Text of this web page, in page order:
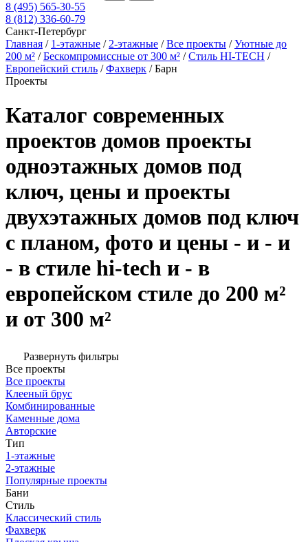
8 (495) 565-30-55
8 (812) 336-60-79
Санкт-Петербург
Главная / 1-этажные / 2-этажные /Все проекты /Уютные до
200 м² /Бескомпромиссные от 300 м² /Стиль HI-TECH /
Европейский стиль /Фахверк /Барн
Проекты
Каталог современных
проектов домов проекты
одноэтажных домов под
ключ, цены и проекты
двухэтажных домов под ключ
с планом, фото и цены - и - и
- в стиле hi-tech и - в
европейском стиле до 200 м²
и от 300 м²
Развернуть фильтры
Все проекты
Все проекты
Клееный брус
Комбинированные
Каменные дома
Авторские
Тип
1-этажные
2-этажные
Популярные проекты
Бани
Стиль
Классический стиль
Фахверк